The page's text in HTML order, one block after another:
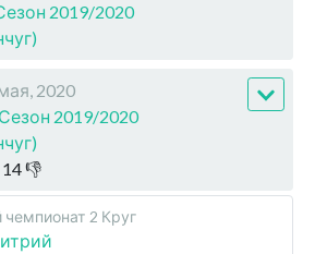
2019/2020
2020
2019/2020
14👎
чемпионат 2 Круг